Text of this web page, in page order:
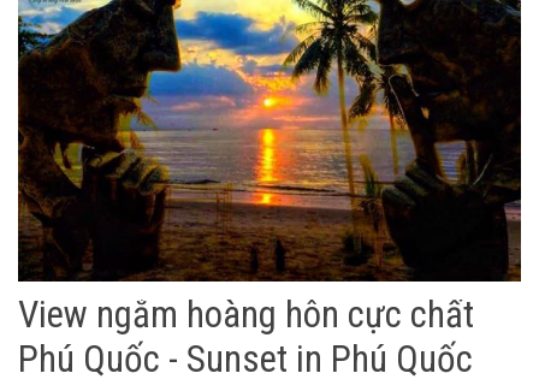
View ngắm hoàng hôn cực chất
Phú Quốc - Sunset in Phú Quốc